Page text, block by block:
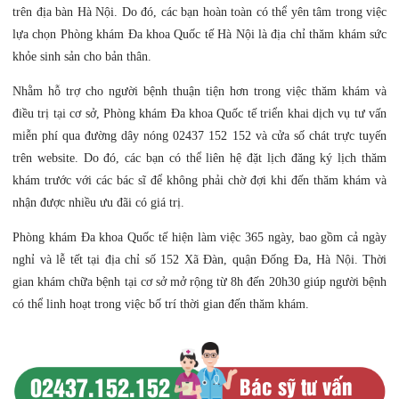
trên địa bàn Hà Nội. Do đó, các bạn hoàn toàn có thể yên tâm trong việc
lựa chọn Phòng khám Đa khoa Quốc tế Hà Nội là địa chỉ thăm khám sức
khỏe sinh sản cho bản thân.
Nhằm hỗ trợ cho người bệnh thuận tiện hơn trong việc thăm khám và
điều trị tại cơ sở, Phòng khám Đa khoa Quốc tế triển khai dịch vụ tư vấn
miễn phí qua đường dây nóng 02437 152 152 và cửa số chát trực tuyến
trên website. Do đó, các bạn có thể liên hệ đặt lịch đăng ký lịch thăm
khám trước với các bác sĩ để không phải chờ đợi khi đến thăm khám và
nhận được nhiều ưu đãi có giá trị.
Phòng khám Đa khoa Quốc tế hiện làm việc 365 ngày, bao gồm cả ngày
nghỉ và lễ tết tại địa chỉ số 152 Xã Đàn, quận Đống Đa, Hà Nội. Thời
gian khám chữa bệnh tại cơ sở mở rộng từ 8h đến 20h30 giúp người bệnh
có thể linh hoạt trong việc bố trí thời gian đến thăm khám.
02437.152.152 Bác sỹ tư vấn